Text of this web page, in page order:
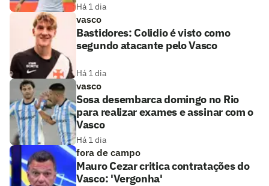
Há 1 dia
vasco
Bastidores: Colidio é visto como
segundo atacante pelo Vasco
Há 1 dia
vasco
Sosa desembarca domingo no Rio
para realizar exames e assinar com o
Vasco
Há 1 dia
fora de campo
Mauro Cezar critica contratações do
Vasco: 'Vergonha'